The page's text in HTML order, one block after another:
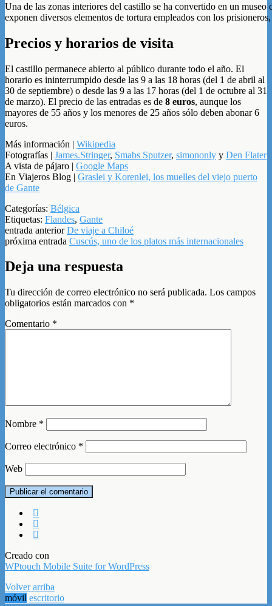
Una de las zonas interiores del castillo se ha convertido en un museo
exponen diversos elementos de tortura empleados con los
Precios y horarios de visita
El castillo permanece abierto al público durante todo el año. El
horario es ininterrumpido desde las 9 a las 18 horas (del 1 de abril al
30 de septiembre) o desde las 9 a las 17 horas (del 1 de octubre al 31
de marzo). El precio de las entradas es de 8 euros, aunque los
mayores de 55 años y los menores de 25 años sólo deben abonar 6
euros.
Más información | Wikipedia
Fotografías | James.Stringer, Smabs Sputzer, simononly y Den Flater
A vista de pájaro | Google Maps
En Viajeros Blog | Graslei y Korenlei, los muelles del viejo puerto
de Gante
Categorías: Bélgica
Etiquetas: Flandes, Gante
entrada anteriorDe viaje a Chiloé
próxima entrada Cuscús, uno de los platos más internacionales
Deja una respuesta
Tu dirección de correo electrónico no será publicada. Los campos
obligatorios están marcados con *
Comentario *
Nombre *
Correo electrónico *
Web
Creado con
WPtouch Mobile Suite for WordPress
Volver arriba
móvil escritorio